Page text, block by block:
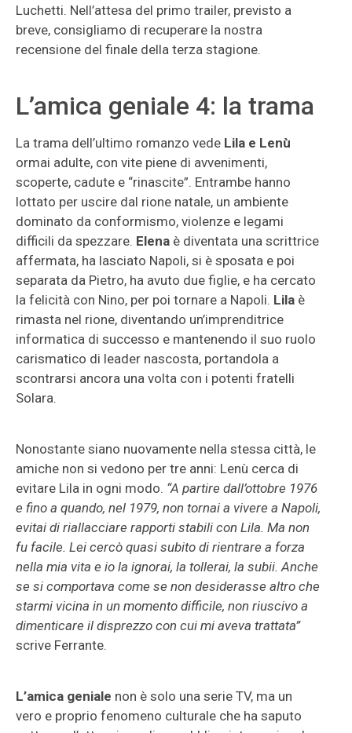
Luchetti. Nell’attesa del primo trailer, previsto a
breve, consigliamo di recuperare la nostra
recensione del finale della terza stagione.
L’amica geniale 4: la trama
La trama dell’ultimo romanzo vede Lila e Lenù
ormai adulte, con vite piene di avvenimenti,
scoperte, cadute e “rinascite”. Entrambe hanno
lottato per uscire dal rione natale, un ambiente
dominato da conformismo, violenze e legami
difficili da spezzare. Elena è diventata una scrittrice
affermata, ha lasciato Napoli, si è sposata e poi
separata da Pietro, ha avuto due figlie, e ha cercato
la felicità con Nino, per poi tornare a Napoli. Lila è
rimasta nel rione, diventando un’imprenditrice
informatica di successo e mantenendo il suo ruolo
carismatico di leader nascosta, portandola a
scontrarsi ancora una volta con i potenti fratelli
Solara.
Nonostante siano nuovamente nella stessa città, le
amiche non si vedono per tre anni: Lenù cerca di
evitare Lila in ogni modo. “A partire dall’ottobre 1976
e fino a quando, nel 1979, non tornai a vivere a Napoli,
evitai di riallacciare rapporti stabili con Lila. Ma non
fu facile. Lei cercò quasi subito di rientrare a forza
nella mia vita e io la ignorai, la tollerai, la subii. Anche
se si comportava come se non desiderasse altro che
starmi vicina in un momento difficile, non riuscivo a
dimenticare il disprezzo con cui mi aveva trattata”
scrive Ferrante.
L’amica geniale non è solo una serie TV, ma un
vero e proprio fenomeno culturale che ha saputo